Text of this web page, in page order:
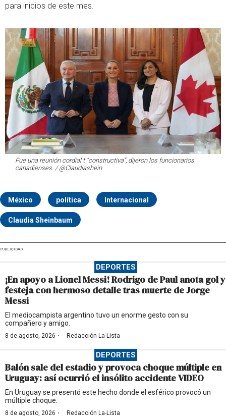
para inicios de este mes.
Fue una reunión cordial t “constructiva”, dijeron los funcionarios
canadienses. / @Claudiashein
México política Internacional
Claudia Sheinbaum
PUBLICIDAD
DEPORTES
¡En apoyo a Lionel Messi! Rodrigo de Paul anota gol y
festeja con hermoso detalle tras muerte de Jorge
Messi
El mediocampista argentino tuvo un enorme gesto con su
compañero y amigo.
8 de agosto, 2026 · Redacción La-Lista
DEPORTES
Balón sale del estadio y provoca choque múltiple en
Uruguay: así ocurrió el insólito accidente VIDEO
En Uruguay se presentó este hecho donde el esférico provocó un
múltiple choque.
8 de agosto, 2026 · Redacción La-Lista